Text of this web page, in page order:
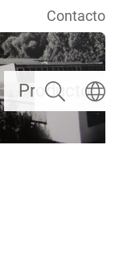
Productos
Contacto
Buscar